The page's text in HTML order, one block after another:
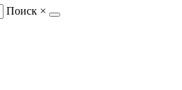
Поиск ×